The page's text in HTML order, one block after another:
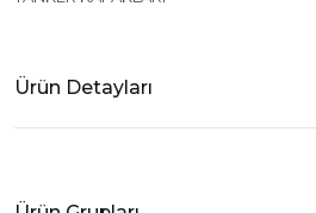
Ürün Detayları